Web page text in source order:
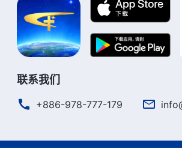
联系我们
+886-978-777-179